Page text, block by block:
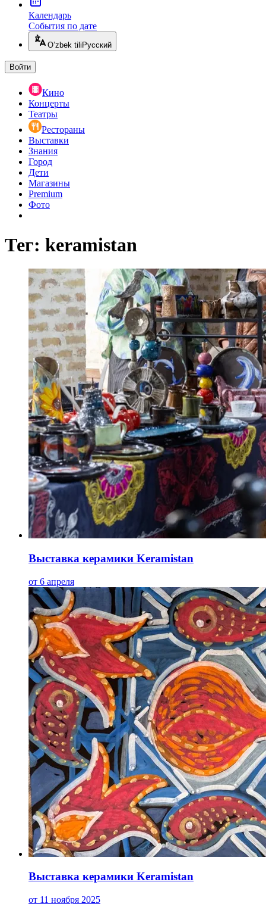
Календарь
События по дате
O’zbek tili Русский
Войти
Кино
Концерты
Театры
Рестораны
Выставки
Знания
Город
Дети
Магазины
Premium
Фото
Тег: keramistan
Выставка керамики Keramistan
от 6 апреля
Выставка керамики Keramistan
от 11 ноября 2025